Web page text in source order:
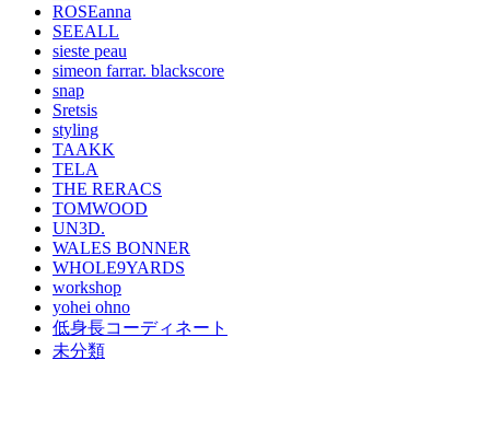
ROSEanna
SEEALL
sieste peau
simeon farrar. blackscore
snap
Sretsis
styling
TAAKK
TELA
THE RERACS
TOMWOOD
UN3D.
WALES BONNER
WHOLE9YARDS
workshop
yohei ohno
低身長コーディネート
未分類